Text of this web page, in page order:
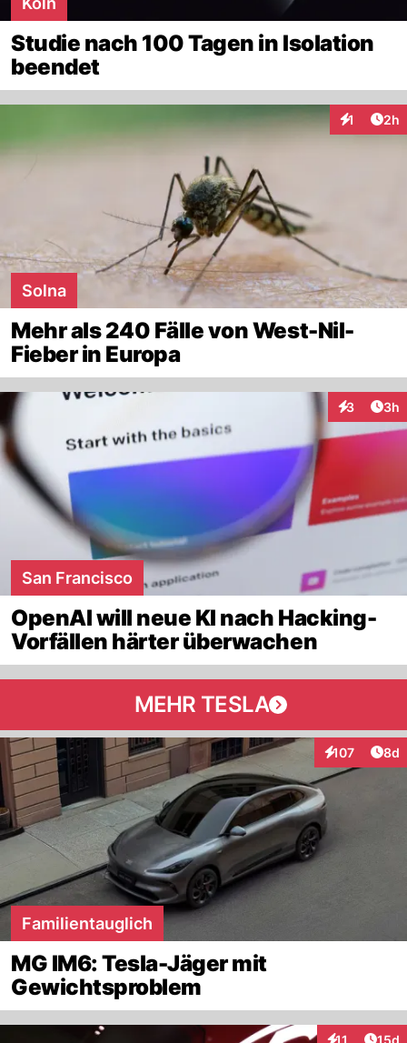
Studie nach 100 Tagen in Isolation
beendet
1 2h
Solna
Mehr als 240 Fälle von West-Nil-
Fieber in Europa
3 3h
San Francisco
OpenAI will neue KI nach Hacking-
Vorfällen härter überwachen
MEHR TESLA
107
Interaktionen
8d
Familientauglich
MG IM6: Tesla-Jäger mit
Gewichtsproblem
11 15d